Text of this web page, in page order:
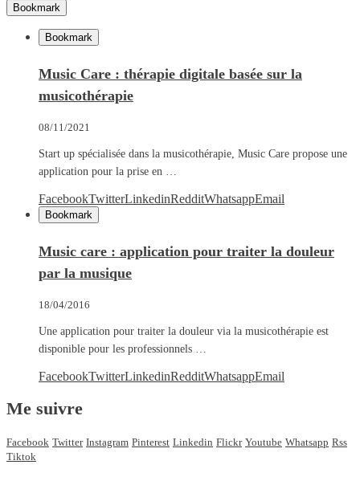
Bookmark
Bookmark
Music Care : thérapie digitale basée sur la
musicothérapie
08/11/2021
Start up spécialisée dans la musicothérapie, Music Care propose une
application pour la prise en …
FacebookTwitterLinkedinRedditWhatsappEmail
Bookmark
Music care : application pour traiter la douleur
par la musique
18/04/2016
Une application pour traiter la douleur via la musicothérapie est
disponible pour les professionnels …
FacebookTwitterLinkedinRedditWhatsappEmail
Me suivre
Facebook Twitter Instagram Pinterest Linkedin Flickr Youtube Whatsapp Rss
Tiktok